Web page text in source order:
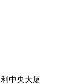
中央大厦